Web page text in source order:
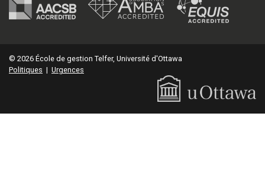
© 2026 École de gestion Telfer, Université d'Ottawa
Politiques | Urgences